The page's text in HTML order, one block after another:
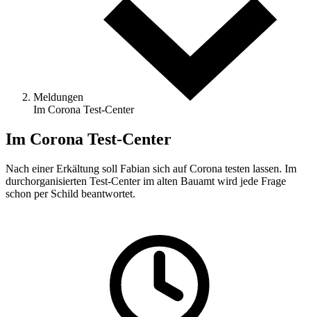
Meldungen
Im Corona Test-Center
Im Corona Test-Center
Nach einer Erkältung soll Fabian sich auf Corona testen lassen. Im
durchorganisierten Test-Center im alten Bauamt wird jede Frage
schon per Schild beantwortet.